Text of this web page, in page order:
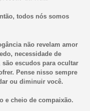
todos nós somos
não revelam amor
necessidade de
escudos para ocultar
Pense nisso sempre
ou diminuir você.
e cheio de compaixão.